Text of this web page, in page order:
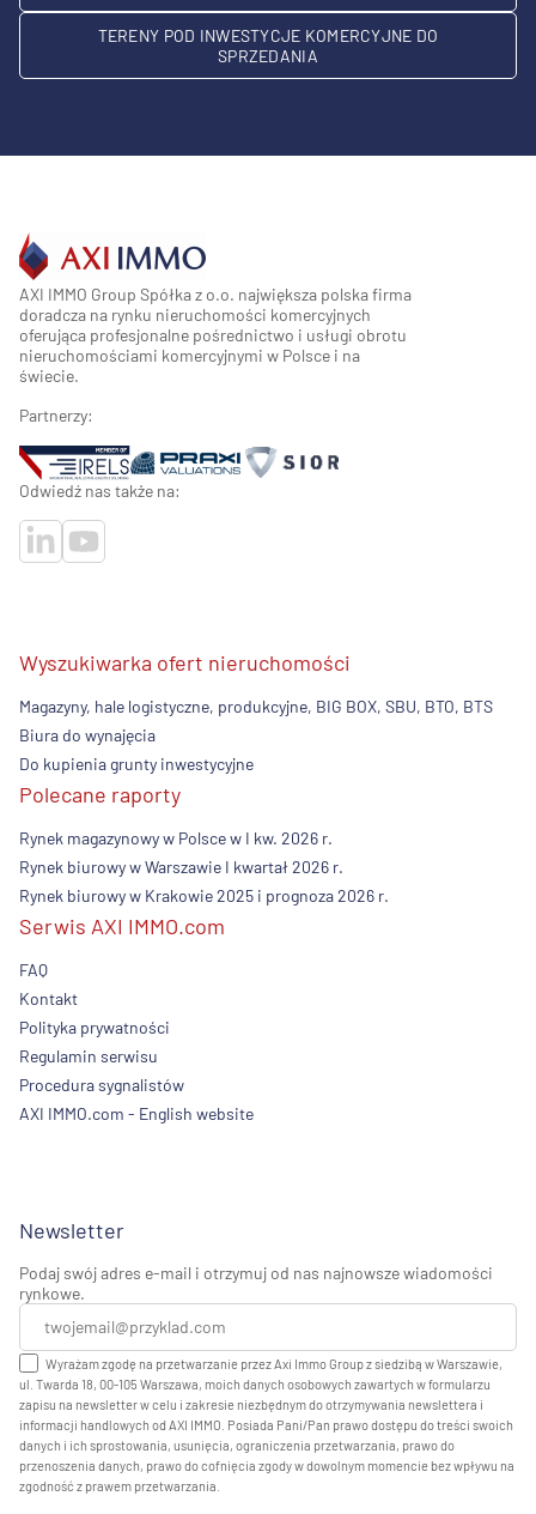
TERENY POD INWESTYCJE KOMERCYJNE DO
SPRZEDANIA
AXI IMMO Group Spółka z o.o. największa polska firma
doradcza na rynku nieruchomości komercyjnych
oferująca profesjonalne pośrednictwo i usługi obrotu
nieruchomościami komercyjnymi w Polsce i na
świecie.
Partnerzy:
Odwiedź nas także na:
Wyszukiwarka ofert nieruchomości
Magazyny, hale logistyczne, produkcyjne, BIG BOX, SBU, BTO, BTS
Biura do wynajęcia
Do kupienia grunty inwestycyjne
Polecane raporty
Rynek magazynowy w Polsce w I kw. 2026 r.
Rynek biurowy w Warszawie I kwartał 2026 r.
Rynek biurowy w Krakowie 2025 i prognoza 2026 r.
Serwis AXI IMMO.com
FAQ
Kontakt
Polityka prywatności
Regulamin serwisu
Procedura sygnalistów
AXI IMMO.com - English website
Newsletter
Podaj swój adres e-mail i otrzymuj od nas najnowsze wiadomości
rynkowe.
Wyrażam zgodę na przetwarzanie przez Axi Immo Group z siedzibą w Warszawie,
ul. Twarda 18, 00-105 Warszawa, moich danych osobowych zawartych w formularzu
zapisu na newsletter w celu i zakresie niezbędnym do otrzymywania newslettera i
informacji handlowych od AXI IMMO. Posiada Pani/Pan prawo dostępu do treści swoich
danych i ich sprostowania, usunięcia, ograniczenia przetwarzania, prawo do
przenoszenia danych, prawo do cofnięcia zgody w dowolnym momencie bez wpływu na
zgodność z prawem przetwarzania.